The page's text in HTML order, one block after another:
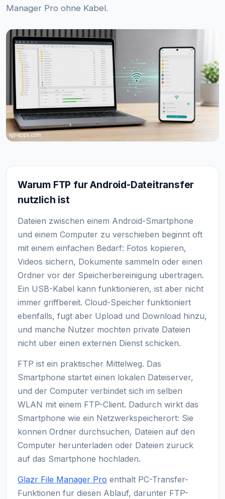
Manager Pro ohne Kabel.
Warum FTP fur Android-Dateitransfer
nutzlich ist
Dateien zwischen einem Android-Smartphone
und einem Computer zu verschieben beginnt oft
mit einem einfachen Bedarf: Fotos kopieren,
Videos sichern, Dokumente sammeln oder einen
Ordner vor der Speicherbereinigung ubertragen.
Ein USB-Kabel kann funktionieren, ist aber nicht
immer griffbereit. Cloud-Speicher funktioniert
ebenfalls, fugt aber Upload und Download hinzu,
und manche Nutzer mochten private Dateien
nicht uber einen externen Dienst schicken.
FTP ist ein praktischer Mittelweg. Das
Smartphone startet einen lokalen Dateiserver,
und der Computer verbindet sich im selben
WLAN mit einem FTP-Client. Dadurch wirkt das
Smartphone wie ein Netzwerkspeicherort: Sie
konnen Ordner durchsuchen, Dateien auf den
Computer herunterladen oder Dateien zuruck
auf das Smartphone hochladen.
Glazr File Manager Pro enthalt PC-Transfer-
Funktionen fur diesen Ablauf, darunter FTP-